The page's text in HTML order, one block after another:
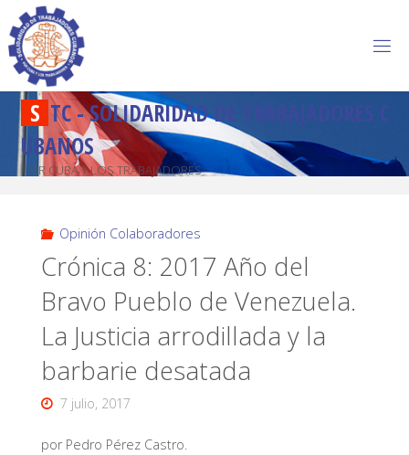
S TC-SOLIDARIDADD R A BAJADORES C
U BANOS
POR CUBA Y LOS TRABAJADORES
Opinión Colaboradores
Crónica 8: 2017 Año del
Bravo Pueblo de Venezuela.
La Justicia arrodillada y la
barbarie desatada
7 julio, 2017
por Pedro Pérez Castro.